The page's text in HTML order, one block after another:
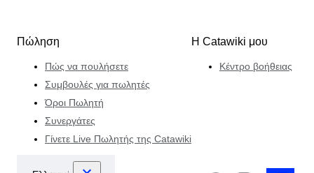
Πώληση
Πώς να πουλήσετε
Συμβουλές για πωλητές
Όροι Πωλητή
Συνεργάτες
Γίνετε Live Πωλητής της Catawiki
Η Catawiki μου
Κέντρο βοήθειας